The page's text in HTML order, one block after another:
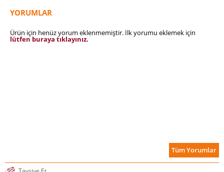
YORUMLAR
Ürün için henüz yorum eklenmemiştir. İlk yorumu eklemek için
lütfen buraya tıklayınız.
Tüm Yorumlar